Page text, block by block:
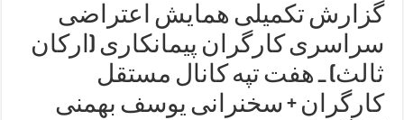
گزارش تکمیلی همایش اعتراضی
سراسری کارگران پیمانکاری (ارکان
ثالث) ـ هفت تپه کانال مستقل
کارگران + سخنرانی یوسف بهمنی